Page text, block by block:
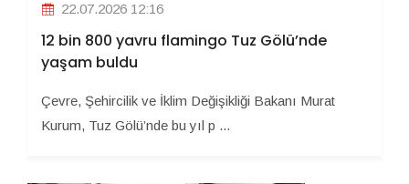
22.07.2026 12:16
12 bin 800 yavru flamingo Tuz Gölü’nde
yaşam buldu
Çevre, Şehircilik ve İklim Değişikliği Bakanı Murat
Kurum, Tuz Gölü’nde bu yıl p ...